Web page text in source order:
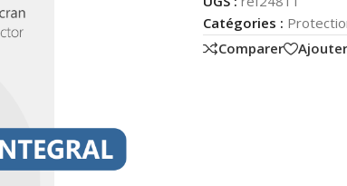
Catégories :
Comparer